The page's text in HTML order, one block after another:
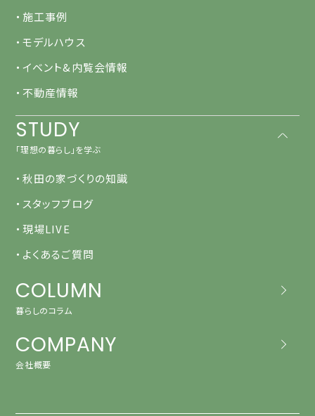
・施工事例
・モデルハウス
・イベント&内覧会情報
・不動産情報
STUDY
「理想の暮らし」を学ぶ
・秋田の家づくりの知識
・スタッフブログ
・現場LIVE
・よくあるご質問
COLUMN
暮らしのコラム
COMPANY
会社概要